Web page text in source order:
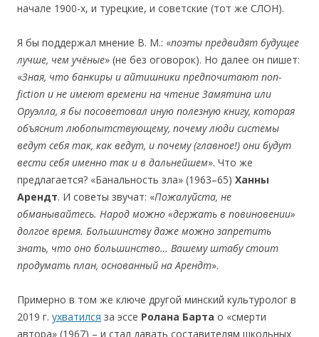
начале 1900-х, и турецкие, и советские (тот же СЛОН).
Я бы поддержал мнение В. М.: «поэты предвидят будущее
лучше, чем учёные» (не без оговорок). Но далее он пишет:
«Зная, что банкиры и айтишники предпочитают non-
fiction и не имеют времени на чтение Замятина или
Оруэлла, я бы посоветовал иную полезную книгу, которая
объяснит любопытствующему, почему люди системы
ведут себя так, как ведут, и почему (главное!) они будут
вести себя именно так и в дальнейшем». Что же
предлагается? «Банальность зла» (1963–65) Ханны
Арендт. И советы звучат: «Пожалуйста, не
обманывайтесь. Народ можно «держать в повиновении»
долгое время. Большинству даже можно запретить
знать, что оно большинство… Вашему штабу стоит
продумать план, основанный на Арендт».
Примерно в том же ключе другой минский культуролог в
2019 г. ухватился за эссе Ролана Барта о «смерти
автора» (1967) – и cтал давать составителям школьных